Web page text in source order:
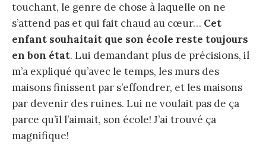
touchant, le genre de chose à laquelle on ne
s’attend pas et qui fait chaud au cœur… Cet
enfant souhaitait que son école reste toujours
en bon état. Lui demandant plus de précisions, il
m’a expliqué qu’avec le temps, les murs des
maisons finissent par s’effondrer, et les maisons
par devenir des ruines. Lui ne voulait pas de ça
parce qu’il l’aimait, son école! J’ai trouvé ça
magnifique!